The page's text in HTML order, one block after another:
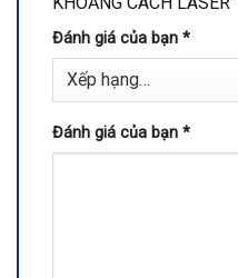
Đánh giá của bạn *
Đánh giá của bạn *